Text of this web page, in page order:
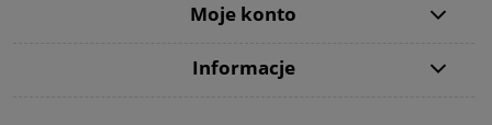
Moje konto
Informacje